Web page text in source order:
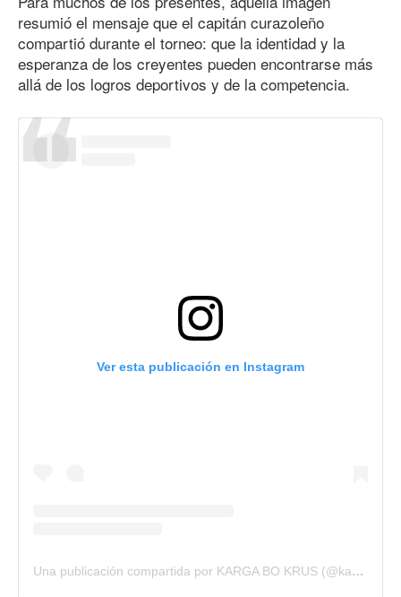
resumió el mensaje que el capitán curazoleño
compartió durante el torneo: que la identidad y la
esperanza de los creyentes pueden encontrarse más
allá de los logros deportivos y de la competencia.
Ver esta publicación en Instagram
Una publicación compartida por KARGA BO KRUS (@kargabokrus)